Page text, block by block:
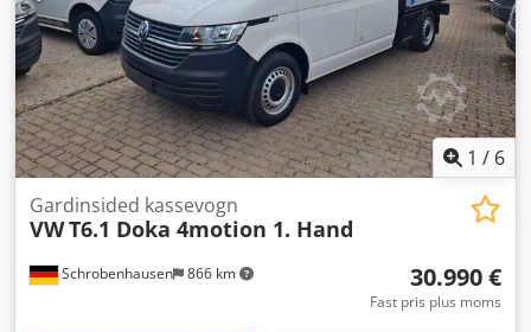
moms. Dcjdszthacspfx Apvsk Nr.: 257 Åbningstider: Man-
fre 8.00-12.00 og 13.30-17.00, lørdag 9.00-11.30. Flere
køretøjer findes på:
1 / 6
Schrobenhausen 866 km
Gardinsided kassevogn
VWT6.1 Doka 4motion 1. Hand
30.990 €
Fast pris plus moms